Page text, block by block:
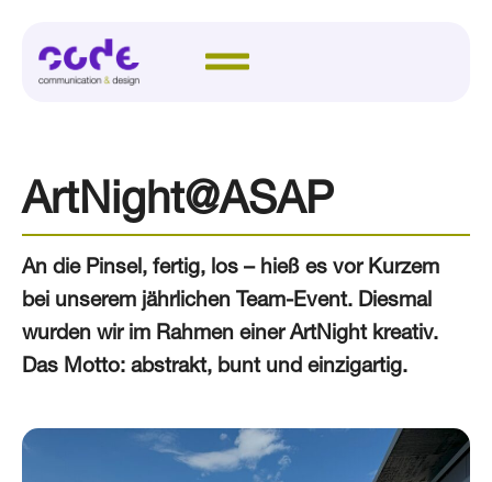
ArtNight@ASAP
An die Pinsel, fertig, los – hieß es vor Kurzem
bei unserem jährlichen Team-Event. Diesmal
wurden wir im Rahmen einer ArtNight kreativ.
Das Motto: abstrakt, bunt und einzigartig.